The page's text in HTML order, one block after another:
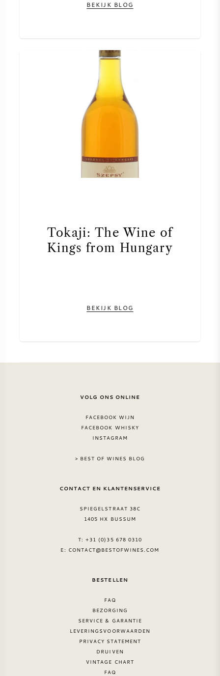
BEKIJK BLOG
Tokaji: The Wine of
Kings from Hungary
BEKIJK BLOG
VOLG ONS ONLINE
FACEBOOK WIJN
FACEBOOK WHISKY
INSTAGRAM
> BEST OF WINES BLOG
CONTACT EN KLANTENSERVICE
SPIEGELSTRAAT 38C
1405 HX BUSSUM
T: +31 (0)35 678 0310
E: CONTACT@BESTOFWINES.COM
BESTELLEN
FAQ
BEZORGING
SERVICE & GARANTIE
LEVERINGSVOORWAARDEN
PRIVACY STATEMENT
DRUIVEN
VINTAGE CHART
FAQ